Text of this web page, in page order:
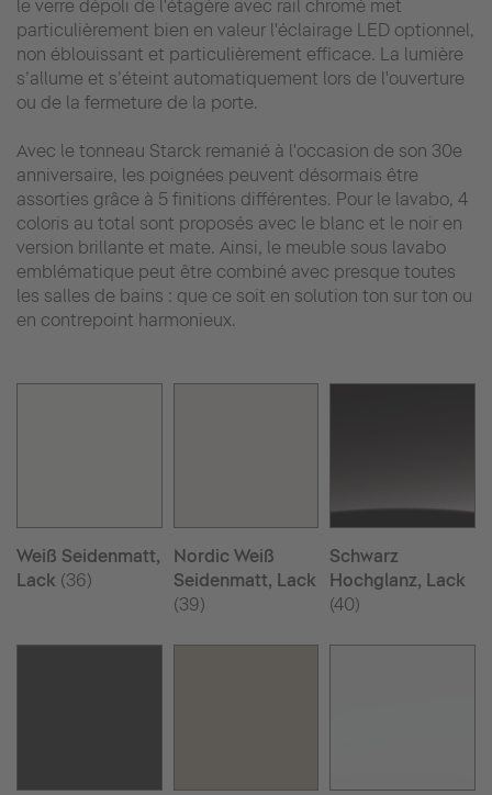
le verre dépoli de l'étagère avec rail chromé met
particulièrement bien en valeur l'éclairage LED optionnel,
non éblouissant et particulièrement efficace. La lumière
s’allume et s’éteint automatiquement lors de l'ouverture
ou de la fermeture de la porte.
Avec le tonneau Starck remanié à l'occasion de son 30e
anniversaire, les poignées peuvent désormais être
assorties grâce à 5 finitions différentes. Pour le lavabo, 4
coloris au total sont proposés avec le blanc et le noir en
version brillante et mate. Ainsi, le meuble sous lavabo
emblématique peut être combiné avec presque toutes
les salles de bains : que ce soit en solution ton sur ton ou
en contrepoint harmonieux.
Weiß Seidenmatt,
Lack (36)
Nordic Weiß
Seidenmatt, Lack
(39)
Schwarz
Hochglanz, Lack
(40)